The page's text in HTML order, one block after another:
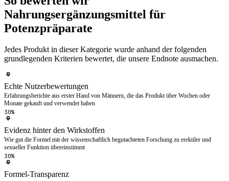
Nahrungsergänzungsmittel für
Potenzpräparate
Jedes Produkt in dieser Kategorie wurde anhand der folgenden
grundlegenden Kriterien bewertet, die unsere Endnote ausmachen.
Echte Nutzerbewertungen
Erfahrungsberichte aus erster Hand von Männern, die das Produkt über Wochen oder
Monate gekauft und verwendet haben
30%
Evidenz hinter den Wirkstoffen
Wie gut die Formel mit der wissenschaftlich begutachteten Forschung zu erektiler und
sexueller Funktion übereinstimmt
30%
Formel-Transparenz